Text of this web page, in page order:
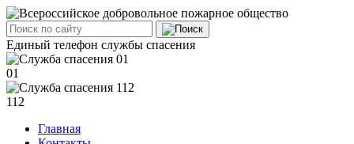
Единый телефон службы спасения
01
112
Главная